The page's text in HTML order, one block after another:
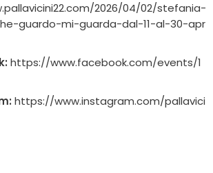
2026/04/02/stefania-
guardo-mi-guarda-dal-11-al-30-apr
https://www.facebook.com/events/1
https://www.instagram.com/pallavici